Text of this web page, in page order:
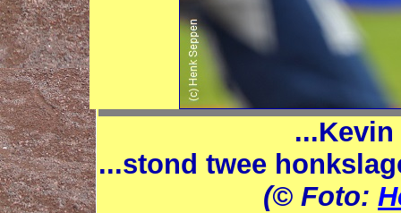
...stond twee
(© Foto: